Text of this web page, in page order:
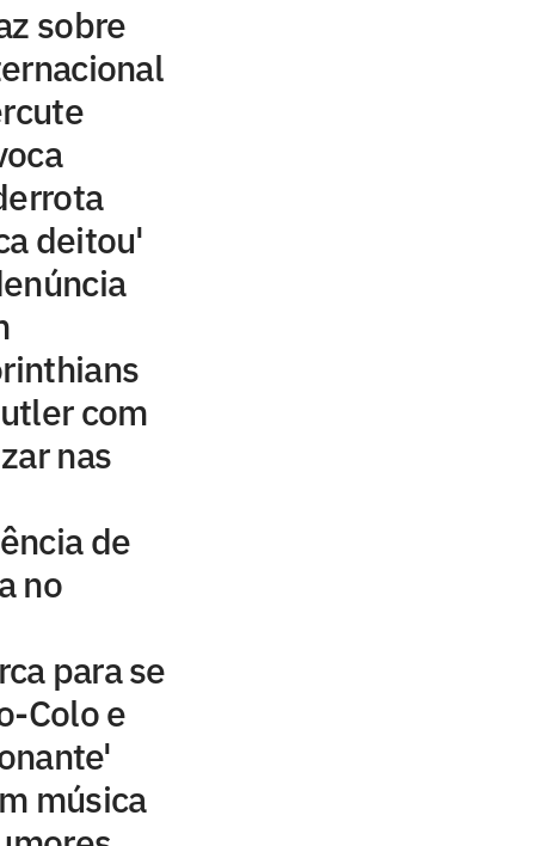
sobre
deitou'
com
nas
de
no
para se
Colo e
música